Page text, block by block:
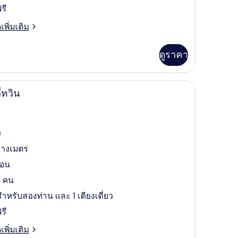
พิ่มเติม
ดูราคา
บบใช้แล็ปท็อป เครื่องนอนระดับพรีเมียม, โต๊ะทำงาน, พื้นที่ทำ
วิน
งเมตร
น
คน
ำหรับสองท่าน และ 1 เตียงเดี่ยว
พิ่มเติม